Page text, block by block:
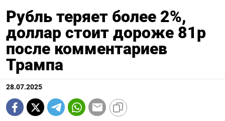
Рубль теряет более 2%,
доллар стоит дороже 81р
после комментариев
Трампа
28.07.2025